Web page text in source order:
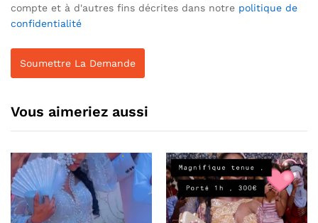
compte et à d'autres fins décrites dans notre politique de
confidentialité
Vous aimeriez aussi